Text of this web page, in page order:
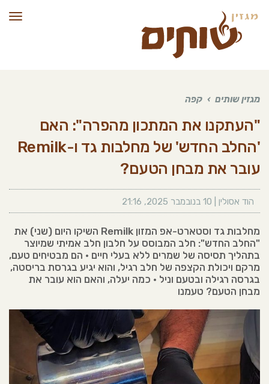
מגזין שותים › קפה
"העתקנו את המתכון מהפרה": האם
'החלב החדש' של מחלבות גד ו-Remilk
עובר את מבחן הטעם?
הוד אסולין 10 בנובמבר 2025 ,
21:16
מחלבות גד וסטארט-אפ המזון Remilk השיקו היום (שני) את
"החלב החדש": חלב המבוסס על חלבון חלב אמיתי שמיוצר
בתהליך תסיסה של שמרים ללא בעלי חיים • הם מבטיחים טעם,
מרקם ויכולת הקצפה של חלב רגיל, והוא יגיע בגרסת בריסטה,
בגרסה רגילה ובטעם וניל • כמה יעלה, והאם הוא עובר את
מבחן הטעם? טעמנו